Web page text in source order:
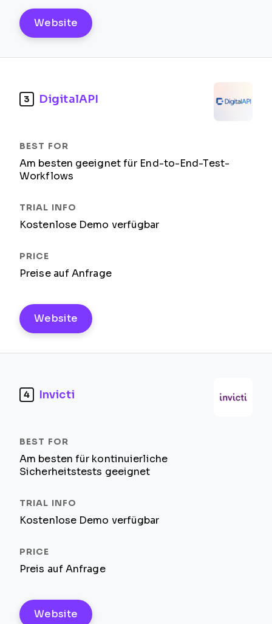
Website
3 DigitalAPI
Am besten geeignet für End-to-End-Test-
Workflows
Kostenlose Demo verfügbar
Preise auf Anfrage
Website
4 Invicti
Am besten für kontinuierliche
Sicherheitstests geeignet
Kostenlose Demo verfügbar
Preis auf Anfrage
Website